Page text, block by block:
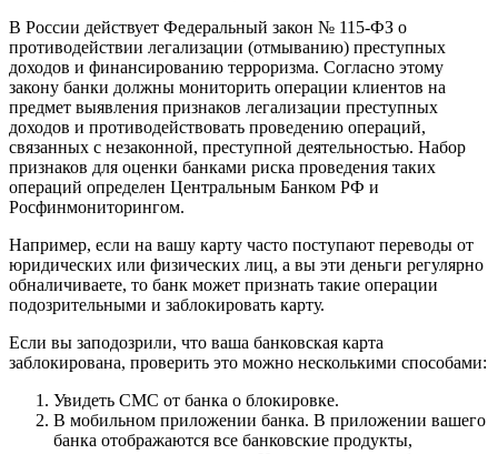
В России действует Федеральный закон № 115-ФЗ о
противодействии легализации (отмыванию) преступных
доходов и финансированию терроризма. Согласно этому
закону банки должны мониторить операции клиентов на
предмет выявления признаков легализации преступных
доходов и противодействовать проведению операций,
связанных с незаконной, преступной деятельностью. Набор
признаков для оценки банками риска проведения таких
операций определен Центральным Банком РФ и
Росфинмониторингом.
Например, если на вашу карту часто поступают переводы от
юридических или физических лиц, а вы эти деньги регулярно
обналичиваете, то банк может признать такие операции
подозрительными и заблокировать карту.
Если вы заподозрили, что ваша банковская карта
заблокирована, проверить это можно несколькими способами:
Увидеть СМС от банка о блокировке.
В мобильном приложении банка. В приложении вашего
банка отображаются все банковские продукты,